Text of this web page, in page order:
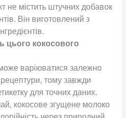
не містить штучних добавок
Він виготовлений з
цього кокосового
може варіюватися залежно
рецептури, тому завжди
для точних даних.
кокосове згущене молоко